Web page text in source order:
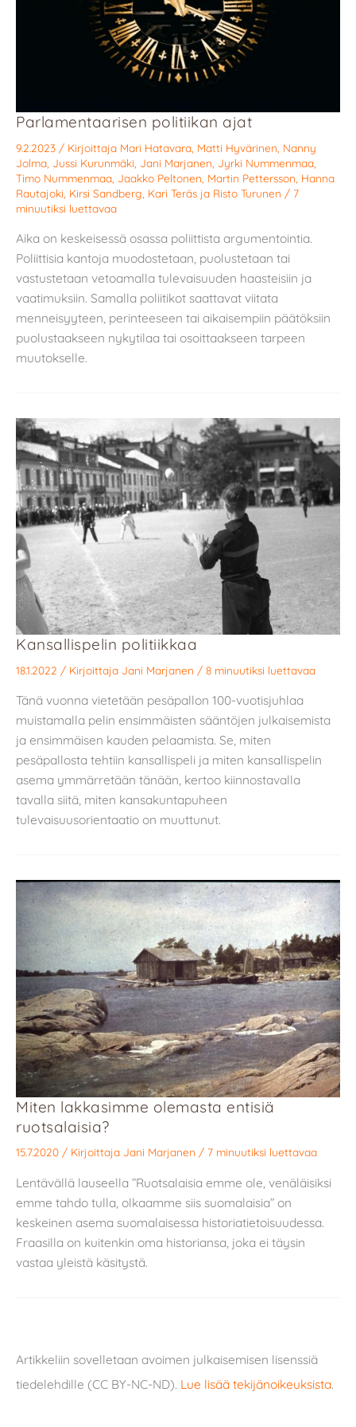
Parlamentaarisen politiikan ajat
9.2.2023 / Kirjoittaja Mari Hatavara Matti Hyvärinen Nanny
Jolma Jussi Kurunmäki Jani Marjanen Jyrki Nummenmaa
Timo Nummenmaa Jaakko Peltonen Martin Pettersson Hanna
Rautajoki Kirsi Sandberg Kari Teräs ja Risto Turunen / 7
minuutiksi luettavaa
Aika on keskeisessä osassa poliittista argumentointia.
Poliittisia kantoja muodostetaan, puolustetaan tai
vastustetaan vetoamalla tulevaisuuden haasteisiin ja
vaatimuksiin. Samalla poliitikot saattavat viitata
menneisyyteen, perinteeseen tai aikaisempiin päätöksiin
puolustaakseen nykytilaa tai osoittaakseen tarpeen
muutokselle.
Kansallispelin politiikkaa
18.1.2022 / Kirjoittaja Jani Marjanen / 8 minuutiksi luettavaa
Tänä vuonna vietetään pesäpallon 100-vuotisjuhlaa
muistamalla pelin ensimmäisten sääntöjen julkaisemista
ja ensimmäisen kauden pelaamista. Se, miten
pesäpallosta tehtiin kansallispeli ja miten kansallispelin
asema ymmärretään tänään, kertoo kiinnostavalla
tavalla siitä, miten kansakuntapuheen
tulevaisuusorientaatio on muuttunut.
Miten lakkasimme olemasta entisiä
ruotsalaisia?
15.7.2020 / Kirjoittaja Jani Marjanen / 7 minuutiksi luettavaa
Lentävällä lauseella ”Ruotsalaisia emme ole, venäläisiksi
emme tahdo tulla, olkaamme siis suomalaisia” on
keskeinen asema suomalaisessa historiatietoisuudessa.
Fraasilla on kuitenkin oma historiansa, joka ei täysin
vastaa yleistä käsitystä.
Artikkeliin sovelletaan avoimen julkaisemisen lisenssiä
tiedelehdille (CC BY-NC-ND). Lue lisää tekijänoikeuksista.